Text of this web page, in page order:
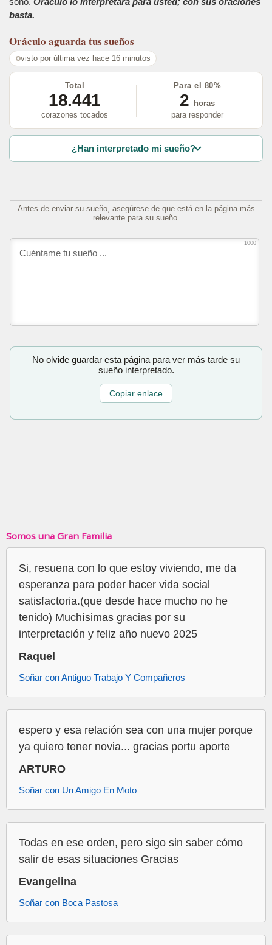
basta.
Oráculo aguarda tus sueños
visto por última vez hace 16 minutos
Total
18.441
corazones tocados
Para el 80%
2
horas
para responder
¿Han interpretado mi sueño?
Antes de enviar su sueño, asegúrese de que está en la página más
relevante para su sueño.
1000
No olvide guardar esta página para ver más tarde su
sueño interpretado.
Copiar enlace
Somos una Gran Familia
Si, resuena con lo que estoy viviendo, me da
esperanza para poder hacer vida social
satisfactoria.(que desde hace mucho no he
tenido) Muchísimas gracias por su
interpretación y feliz año nuevo 2025
Raquel
Soñar con Antiguo Trabajo Y Compañeros
espero y esa relación sea con una mujer porque
ya quiero tener novia... gracias portu aporte
ARTURO
Soñar con Un Amigo En Moto
Todas en ese orden, pero sigo sin saber cómo
salir de esas situaciones Gracias
Evangelina
Soñar con Boca Pastosa